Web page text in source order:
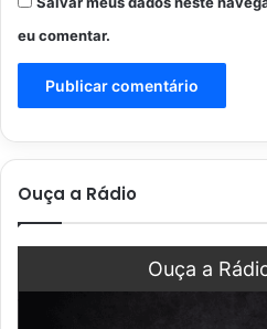
eu comentar.
Ouça a Rádio
Ouça a